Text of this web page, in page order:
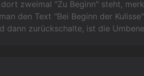
zweimal "Zu Beginn" steht,
den Text "Bei Beginn der
dann zurückschalte, ist die